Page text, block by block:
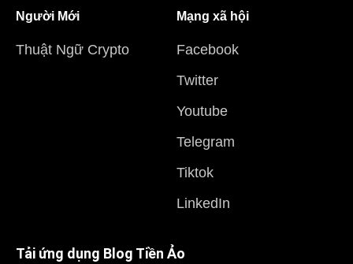
Người Mới
Thuật Ngữ Crypto
Mạng xã hội
Facebook
Twitter
Youtube
Telegram
Tiktok
LinkedIn
Tải ứng dụng Blog Tiền Ảo